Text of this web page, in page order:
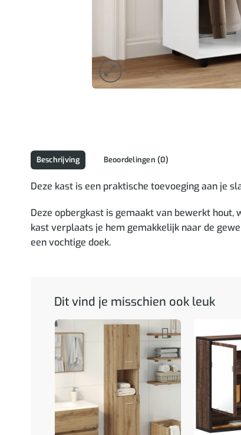
Beschrijving Beoordelingen (0)
Deze kast is een praktische toevoeging aan je
Deze opbergkast is gemaakt van bewerkt
kast verplaats je hem gemakkelijk naar de
een vochtige doek.
Dit vind je misschien ook leuk